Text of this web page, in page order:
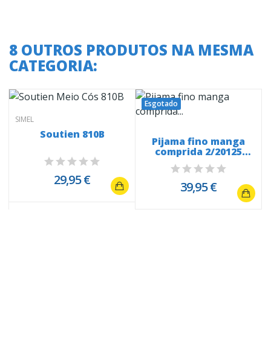
8 OUTROS PRODUTOS NA MESMA
CATEGORIA:
SIMEL
Soutien 810B
29,95 €
Esgotado
Pijama fino manga
comprida 2/20125
Snoopy All...
39,95 €